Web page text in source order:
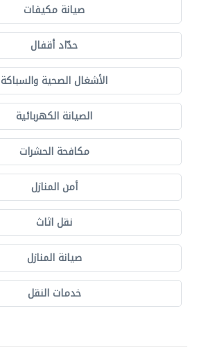
صيانة مكيفات
حدّاد أقفال
الأشغال الصحية والسباكة
الصيانة الكهربائية
مكافحة الحشرات
أمن المنازل
نقل اثاث
صيانة المنازل
خدمات النقل